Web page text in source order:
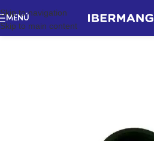
Skip to navigation
Skip to main content
MENÚ